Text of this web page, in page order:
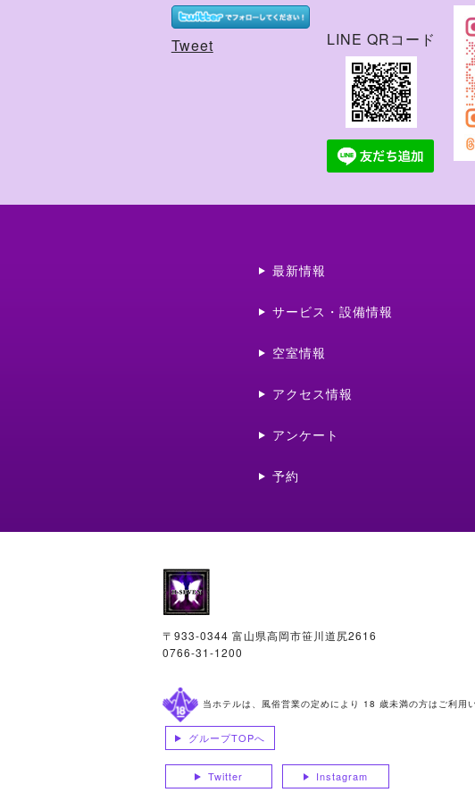
Tweet LINE QRコード
最新情報
サービス・設備情報
空室情報
アクセス情報
アンケート
予約
〒933-0344 富山県高岡市笹川道尻2616
0766-31-1200
当ホテルは、風俗営業の定めにより 18 歳未満の方はご利用
グループTOPへ
Twitter Instagram